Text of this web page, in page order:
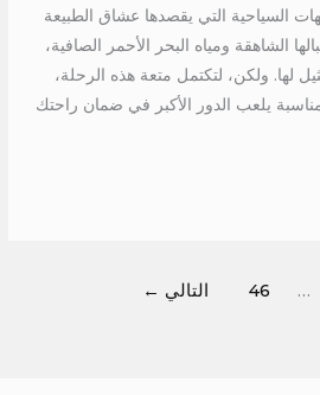
السياحية التي يقصدها عشاق الطبيعة
الشاهقة ومياه البحر الأحمر الصافية،
لها. ولكن، لتكتمل متعة هذه الرحلة،
يلعب الدور الأكبر في ضمان راحتك
…
46 التالي ←